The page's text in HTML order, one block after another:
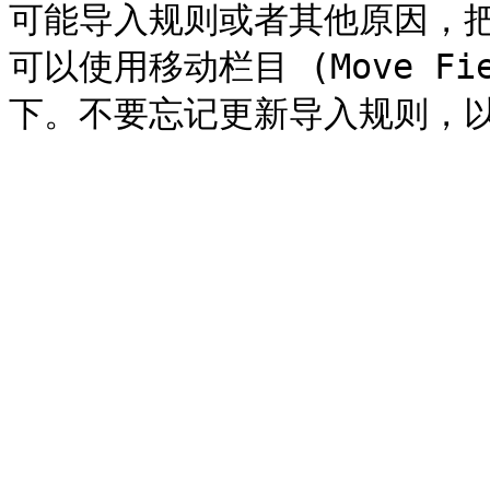
可能导入规则或者其他原因，
可以使用移动栏目 (Move